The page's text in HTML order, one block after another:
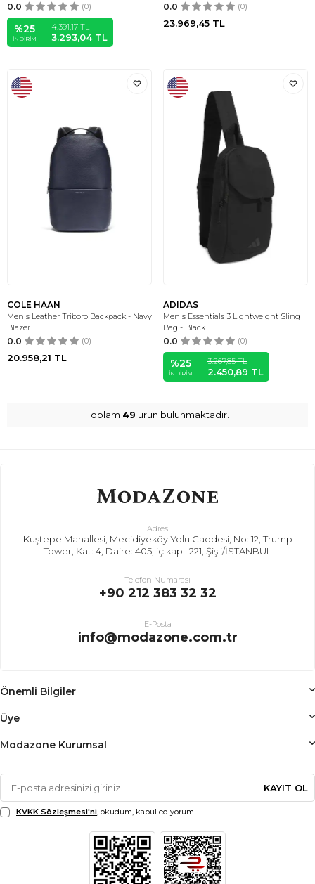
0.0 (0)
%25
İNDIRIM
4.391,17TL
3.293,04TL
0.0 (0)
23.969,45 TL
COLE HAAN
Men's Leather Triboro Backpack - Navy
Blazer
0.0 (0)
20.958,21 TL
ADIDAS
Men's Essentials 3 Lightweight Sling
Bag - Black
0.0 (0)
%25
İNDIRIM
3.267,85TL
2.450,89 TL
Toplam 49 ürün bulunmaktadır.
Adres
Kuştepe Mahallesi, Mecidiyeköy Yolu Caddesi, No: 12, Trump
Tower, Kat: 4, Daire: 405, iç kapı: 221, Şişli/İSTANBUL
Telefon Numarası
+90 212 383 32 32
E-Posta
info@modazone.com.tr
Önemli Bilgiler
Üye
Modazone Kurumsal
KAYIT OL
KVKK Sözleşmesi'ni, okudum, kabul ediyorum.